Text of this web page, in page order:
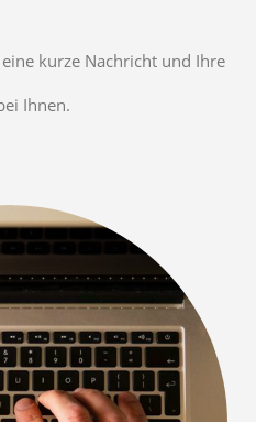
kurze Nachricht und Ihre
Ihnen.